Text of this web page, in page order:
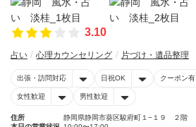
3.10
占い 心理カウンセリング 片づけ・遺品整理
出張・訪問対応 日祝OK クーポン有
女性歓迎 男性歓迎
住所
静岡県静岡市葵区駿府町１−１９ ２階